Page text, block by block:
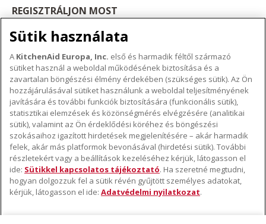
REGISZTRÁLJON MOST
A KITCHENAID MÁRKÁRÓL
A márka lényege
A márka története
ODR
TÁMOGATÁS
Hol lehet megvenni
Garancia és dokumentumok
Ügyfélszolgálat
KÖVESSEN BENNÜNKET
Sütik használata
A KitchenAid Europa, Inc. első és harmadik féltől származó
sütiket használ a weboldal működésének biztosítása és a
zavartalan böngészési élmény érdekében (szükséges sütik). Az Ön
hozzájárulásával sütiket használunk a weboldal teljesítményének
javítására és további funkciók biztosítására (funkcionális sütik),
statisztikai elemzések és közönségmérés elvégzésére (analitikai
sütik), valamint az Ön érdeklődési köréhez és böngészési
szokásaihoz igazított hirdetések megjelenítésére – akár harmadik
felek, akár más platformok bevonásával (hirdetési sütik). További
részletekért vagy a beállítások kezeléséhez kérjük, látogasson el
ide: Sütikkel kapcsolatos tájékoztató. Ha szeretné megtudni,
hogyan dolgozzuk fel a sütik révén gyűjtött személyes adatokat,
kérjük, látogasson el ide: Adatvédelmi nyilatkozat.